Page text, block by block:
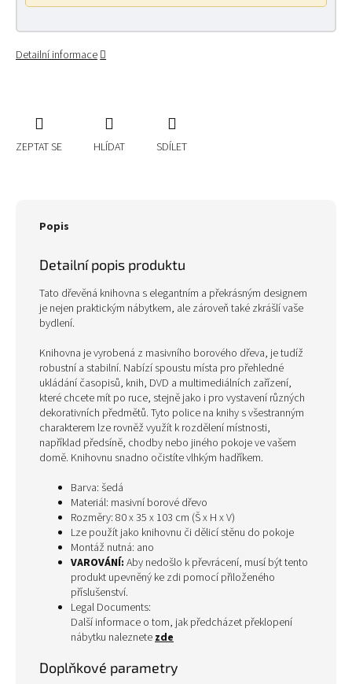
Detailní informace
ZEPTAT SE HLÍDAT SDÍLET
Popis
Detailní popis produktu
Tato dřevěná knihovna s elegantním a překrásným designem
je nejen praktickým nábytkem, ale zároveň také zkrášlí vaše
bydlení.
Knihovna je vyrobená z masivního borového dřeva, je tudíž
robustní a stabilní. Nabízí spoustu místa pro přehledné
ukládání časopisů, knih, DVD a multimediálních zařízení,
které chcete mít po ruce, stejně jako i pro vystavení různých
dekorativních předmětů. Tyto police na knihy s všestranným
charakterem lze rovněž využít k rozdělení místnosti,
například předsíně, chodby nebo jiného pokoje ve vašem
domě. Knihovnu snadno očistíte vlhkým hadříkem.
Barva: šedá
Materiál: masivní borové dřevo
Rozměry: 80 x 35 x 103 cm (Š x H x V)
Lze použít jako knihovnu či dělicí stěnu do pokoje
Montáž nutná: ano
VAROVÁNÍ: Aby nedošlo k převrácení, musí být tento
produkt upevněný ke zdi pomocí přiloženého
příslušenství.
Legal Documents:
Další informace o tom, jak předcházet překlopení
nábytku naleznetezde
Doplňkové parametry